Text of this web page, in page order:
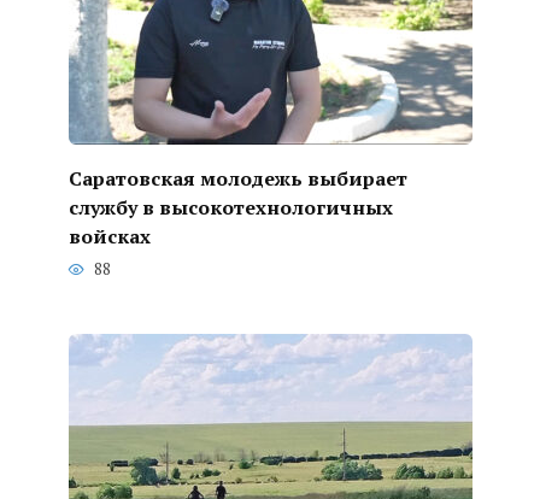
Саратовская молодежь выбирает
службу в высокотехнологичных
войсках
88